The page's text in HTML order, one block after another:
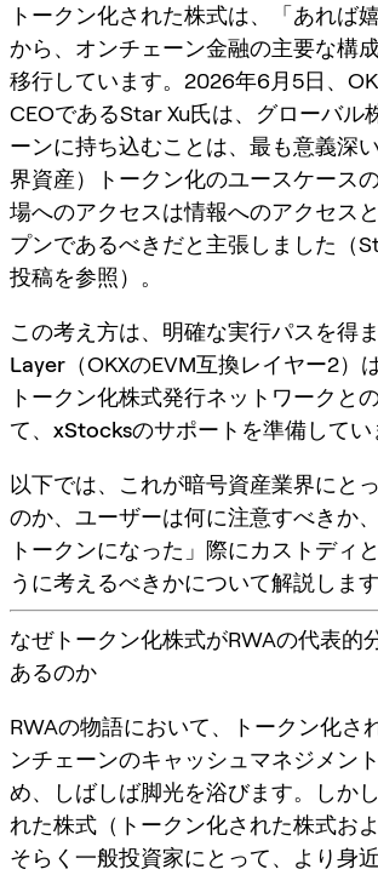
トークン化された株式は、「あれば
から、オンチェーン金融の主要な構
移行しています。2026年6月5日、
CEOであるStar Xu氏は、グローバル
ーンに持ち込むことは、最も意義深い
界資産）トークン化のユースケース
場へのアクセスは情報へのアクセス
プンであるべきだと主張しました（
投稿を参照）。
この考え方は、明確な実行パスを得ま
Layer （OKXのEVM互換レイヤー2）
トークン化株式発行ネットワークと
て、 xStocksのサポートを準備してい
以下では、これが暗号資産業界にと
のか、ユーザーは何に注意すべきか
トークンになった」際にカストディ
うに考えるべきかについて解説します
なぜトークン化株式がRWAの代表的
あるのか
RWAの物語において、トークン化さ
ンチェーンのキャッシュマネジメン
め、しばしば脚光を浴びます。しかし
れた株式 （トークン化された株式お
そらく一般投資家にとって、より身